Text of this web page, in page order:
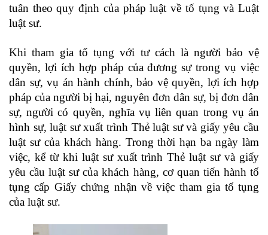
tuân theo quy định của pháp luật về tố tụng và Luật
luật sư.
Khi tham gia tố tụng với tư cách là người bảo vệ
quyền, lợi ích hợp pháp của đương sự trong vụ việc
dân sự, vụ án hành chính, bảo vệ quyền, lợi ích hợp
pháp của người bị hại, nguyên đơn dân sự, bị đơn dân
sự, người có quyền, nghĩa vụ liên quan trong vụ án
hình sự, luật sư xuất trình Thẻ luật sư và giấy yêu cầu
luật sư của khách hàng. Trong thời hạn ba ngày làm
việc, kể từ khi luật sư xuất trình Thẻ luật sư và giấy
yêu cầu luật sư của khách hàng, cơ quan tiến hành tố
tụng cấp Giấy chứng nhận về việc tham gia tố tụng
của luật sư.